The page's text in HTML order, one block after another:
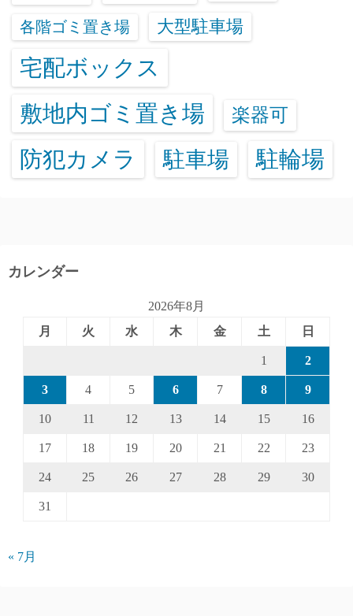
各階ゴミ置き場 大型駐車場
宅配ボックス
敷地内ゴミ置き場
楽器可
防犯カメラ 駐車場 駐輪場
カレンダー
2026年8月
月
火 水 木 金 土 日
1 2
3 4 5 6 7 8 9
10 11 12 13 14 15 16
17 18 19 20 21 22 23
24 25 26 27 28 29 30
31
« 7月